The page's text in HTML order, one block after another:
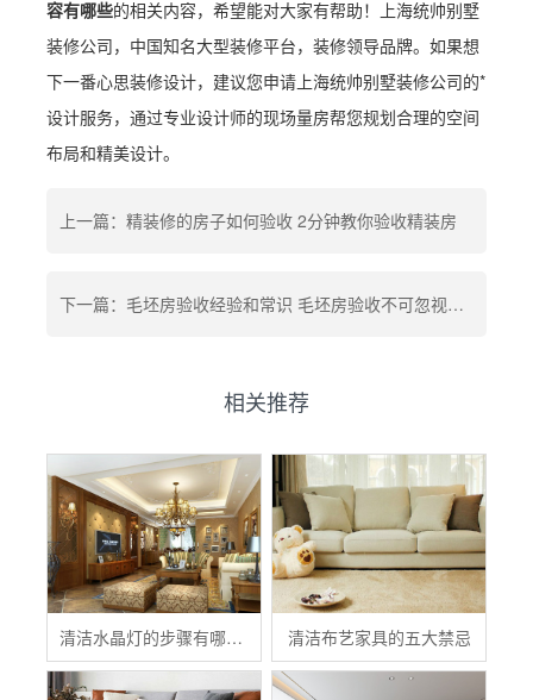
容有哪些的相关内容，希望能对大家有帮助！上海统帅别墅
装修公司，中国知名大型装修平台，装修领导品牌。如果想
下一番心思装修设计，建议您申请上海统帅别墅装修公司的*
设计服务，通过专业设计师的现场量房帮您规划合理的空间
布局和精美设计。
上一篇：精装修的房子如何验收 2分钟教你验收精装房
下一篇：毛坯房验收经验和常识 毛坯房验收不可忽视的五大细节
相关推荐
清洁水晶灯的步骤有哪些？ 清洁布艺家具的五大禁忌